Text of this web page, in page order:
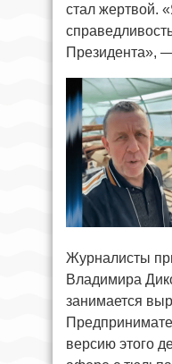
стал жертвой.
Президента»,
Журналисты
Владимира
занимается
версию этого